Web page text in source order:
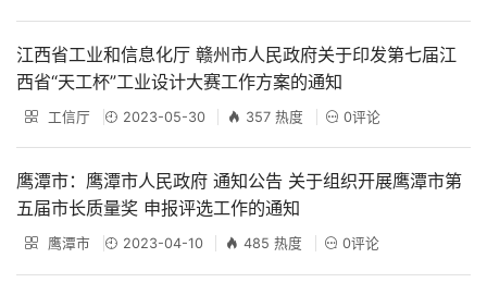
江西省工业和信息化厅 赣州市人民政府关于印发第七届江
西省“天工杯”工业设计大赛工作方案的通知
工信厅 2023-05-30 357 热度 0评论
鹰潭市：鹰潭市人民政府 通知公告 关于组织开展鹰潭市第
五届市长质量奖 申报评选工作的通知
鹰潭市 2023-04-10 485 热度 0评论